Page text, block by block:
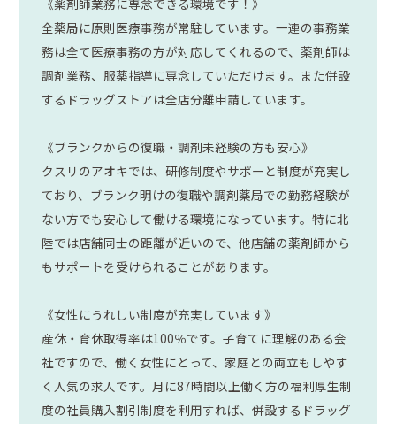
《薬剤師業務に専念できる環境です！》
全薬局に原則医療事務が常駐しています。一連の事務業
務は全て医療事務の方が対応してくれるので、薬剤師は
調剤業務、服薬指導に専念していただけます。また併設
するドラッグストアは全店分離申請しています。
《ブランクからの復職・調剤未経験の方も安心》
クスリのアオキでは、研修制度やサポーと制度が充実し
ており、ブランク明けの復職や調剤薬局での勤務経験が
ない方でも安心して働ける環境になっています。特に北
陸では店舗同士の距離が近いので、他店舗の薬剤師から
もサポートを受けられることがあります。
《女性にうれしい制度が充実しています》
産休・育休取得率は100％です。子育てに理解のある会
社ですので、働く女性にとって、家庭との両立もしやす
く人気の求人です。月に87時間以上働く方の福利厚生制
度の社員購入割引制度を利用すれば、併設するドラッグ